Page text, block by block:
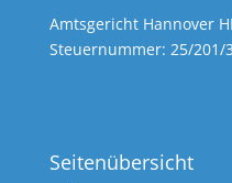
Amtsgericht Hannover
Steuernummer: 25/201/
Seitenübersicht